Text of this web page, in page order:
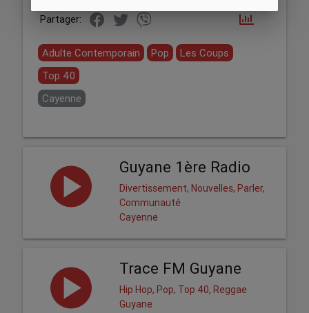
Partager:
Adulte Contemporain Pop
Les Coups
Top 40
Cayenne
Guyane 1ère Radio
Divertissement, Nouvelles, Parler,
Communauté
Cayenne
Trace FM Guyane
Hip Hop, Pop, Top 40, Reggae
Guyane